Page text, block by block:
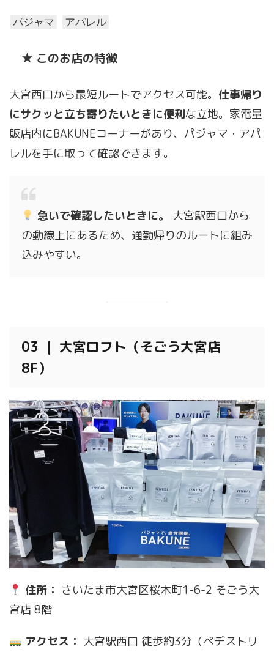
パジャマ アパレル
★ このお店の特徴
大宮西口から最短ルートでアクセス可能。 仕事帰り
にサクッと立ち寄りたいときに便利な立地。家電量
販店内にBAKUNEコーナーがあり、パジャマ・アパ
レルを手に取って確認できます。
急いで確認したいときに。
大宮駅西口から
の動線上にあるため、通勤帰りのルートに組み
込みやすい。
03 ｜ 大宮ロフト（そごう大宮店
8F）
住所： さいたま市大宮区桜木町1-6-2 そごう大
宮店 8階
アクセス： 大宮駅西口 徒歩約3分（ペデストリ